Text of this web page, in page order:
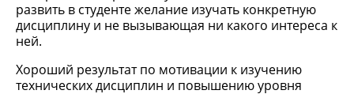
развить в студенте желание изучать конкретную
дисциплину и не вызывающая ни какого интереса к
ней.
Хороший результат по мотивации к изучению
технических дисциплин и повышению уровня